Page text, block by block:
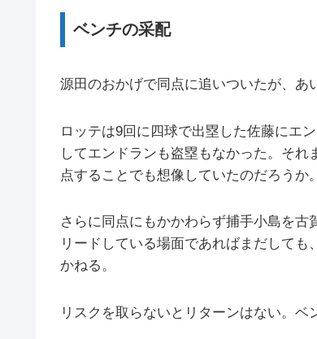
ベンチの采配
源田のおかげで同点に追いついたが、あ
ロッテは9回に四球で出塁した佐藤にエ
してエンドランも盗塁もなかった。そ
点することでも想像していたのだろうか。
さらに同点にもかかわらず捕手小島を古
リードしている場面であればまだして
かねる。
リスクを取らないとリターンはない。ベ